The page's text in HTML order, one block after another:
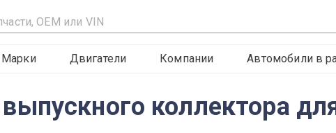
Марки Двигатели Компании Автомобили в
коллектора